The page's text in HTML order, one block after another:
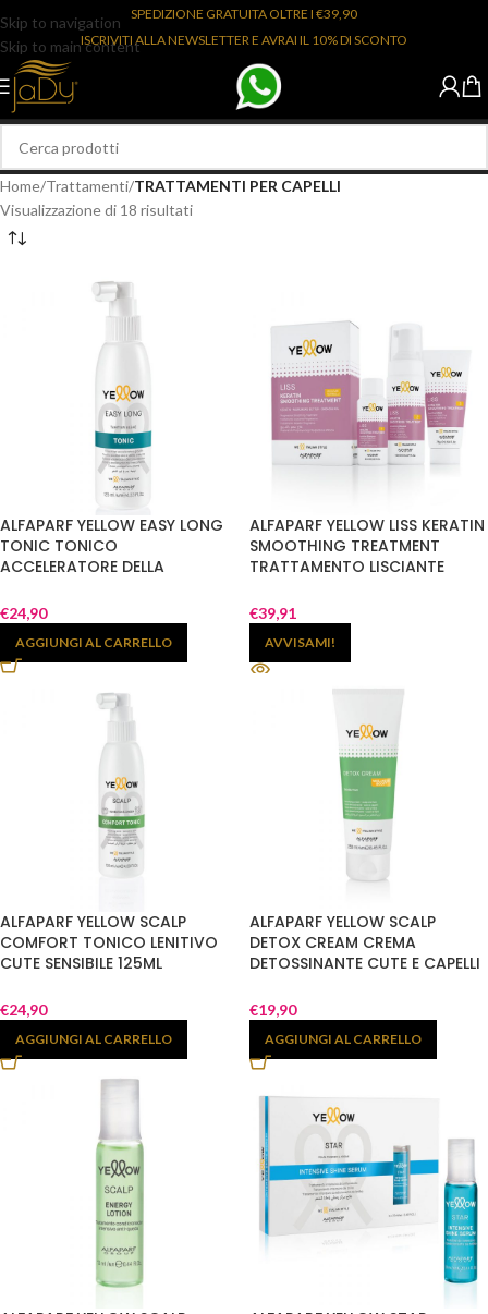
Skip to navigation
Skip to main content
SPEDIZIONE GRATUITA OLTRE I €39,90
ISCRIVITI ALLA NEWSLETTER E AVRAI IL 10% DI SCONTO
Home/Trattamenti/TRATTAMENTI PER CAPELLI
Visualizzazione di 18 risultati
ALFAPARF YELLOW EASY LONG
TONIC TONICO
ACCELERATORE DELLA
€24,90
AGGIUNGI AL CARRELLO
ALFAPARF YELLOW LISS KERATIN
SMOOTHING TREATMENT
TRATTAMENTO LISCIANTE
€39,91
AVVISAMI!
ALFAPARF YELLOW SCALP
COMFORT TONICO LENITIVO
CUTE SENSIBILE 125ML
€24,90
AGGIUNGI AL CARRELLO
ALFAPARF YELLOW SCALP
DETOX CREAM CREMA
DETOSSINANTE CUTE E CAPELLI
€19,90
AGGIUNGI AL CARRELLO